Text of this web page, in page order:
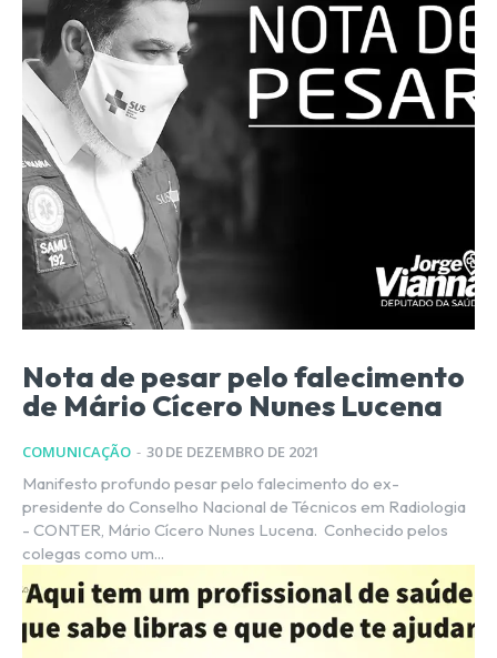
Nota de pesar pelo falecimento
de Mário Cícero Nunes Lucena
COMUNICAÇÃO - 30 DE DEZEMBRO DE 2021
Manifesto profundo pesar pelo falecimento do ex-
presidente do Conselho Nacional de Técnicos em Radiologia
- CONTER, Mário Cícero Nunes Lucena. Conhecido pelos
colegas como um...